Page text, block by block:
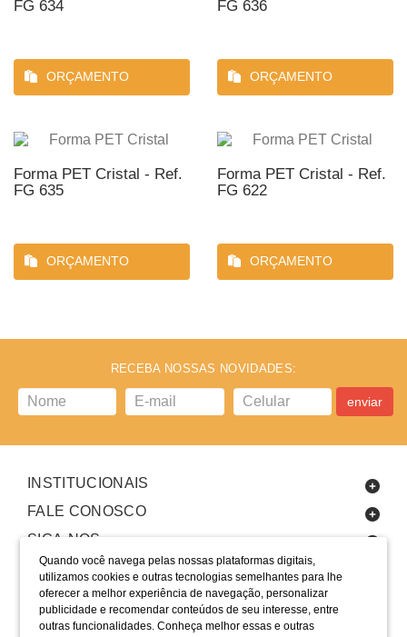
Quando você navega pelas nossas plataformas digitais,
utilizamos cookies e outras tecnologias semelhantes para lhe
oferecer a melhor experiência de navegação, personalizar
publicidade e recomendar conteúdos de seu interesse, entre
outras funcionalidades. Conheça melhor essas e outras
FG 634
ORÇAMENTO
FG 636
ORÇAMENTO
Forma PET Cristal - Ref.
FG 635
ORÇAMENTO
Forma PET Cristal - Ref.
FG 622
ORÇAMENTO
RECEBA NOSSAS NOVIDADES:
enviar
INSTITUCIONAIS
FALE CONOSCO
SIGA-NOS